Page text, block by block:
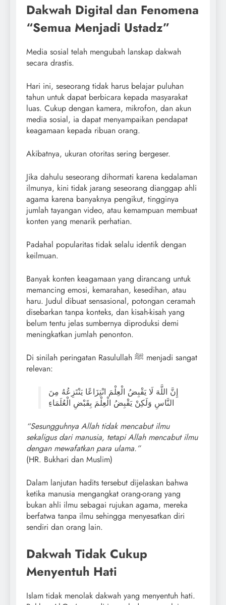
Dakwah Digital dan Fenomena
“Semua Menjadi Ustadz”
Media sosial telah mengubah lanskap dakwah
secara drastis.
Hari ini, seseorang tidak harus belajar puluhan
tahun untuk dapat berbicara kepada masyarakat
luas. Cukup dengan kamera, mikrofon, dan akun
media sosial, ia dapat menyampaikan pendapat
keagamaan kepada ribuan orang.
Akibatnya, ukuran otoritas sering bergeser.
Jika dahulu seseorang dihormati karena kedalaman
ilmunya, kini tidak jarang seseorang dianggap ahli
agama karena banyaknya pengikut, tingginya
jumlah tayangan video, atau kemampuan membuat
konten yang menarik perhatian.
Padahal popularitas tidak selalu identik dengan
keilmuan.
Banyak konten keagamaan yang dirancang untuk
memancing emosi, kemarahan, kesedihan, atau
haru. Judul dibuat sensasional, potongan ceramah
disebarkan tanpa konteks, dan kisah-kisah yang
belum tentu jelas sumbernya diproduksi demi
meningkatkan jumlah penonton.
Di sinilah peringatan Rasulullah ﷺ menjadi sangat
relevan:
إِنَّ اللَّهَ لَا يَقْبِضُ الْعِلْمَ انْتِزَاعًا يَنْتَزِعُهُ مِنَ
النَّاسِ وَلَكِنْ يَقْبِضُ الْعِلْمَ بِقَبْضِ الْعُلَمَاءِ
“Sesungguhnya Allah tidak mencabut ilmu
sekaligus dari manusia, tetapi Allah mencabut ilmu
dengan mewafatkan para ulama.”
(HR. Bukhari dan Muslim)
Dalam lanjutan hadits tersebut dijelaskan bahwa
ketika manusia mengangkat orang-orang yang
bukan ahli ilmu sebagai rujukan agama, mereka
berfatwa tanpa ilmu sehingga menyesatkan diri
sendiri dan orang lain.
Dakwah Tidak Cukup
Menyentuh Hati
Islam tidak menolak dakwah yang menyentuh hati.